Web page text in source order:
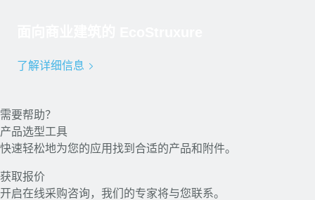
了解详细信息
需要帮助？
需要帮助？
产品选型工具
产品选型工具
快速轻松地为您的应用找到合适的产品和附件。
获取报价
获取报价
开启在线采购咨询，我们的专家将与您联系。